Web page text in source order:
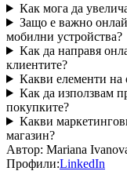
Как мога да
Защо е важно
мобилни устройства?
Как да направя
клиентите?
Какви елементи на
Как да използвам
покупките?
Какви
магазин?
Автор: Mariana
Профили:LinkedIn